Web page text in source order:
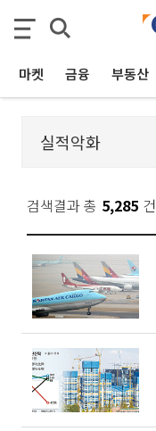
마켓 금융 부동산
검색결과 총 5,285 건